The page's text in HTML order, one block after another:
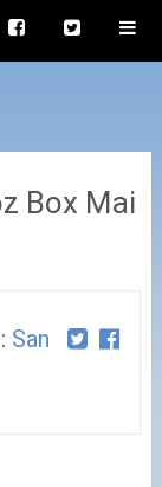
Box Mai
San